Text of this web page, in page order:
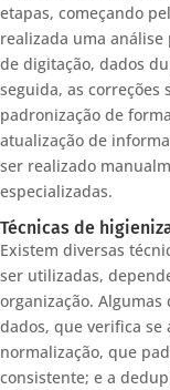
etapas, começando
realizada uma
de digitação, dados
seguida, as correções
padronização de
atualização de
ser realizado
especializadas.
Técnicas de
Existem diversas
ser utilizadas,
organização.
dados, que verifica se
normalização, que
consistente; e a